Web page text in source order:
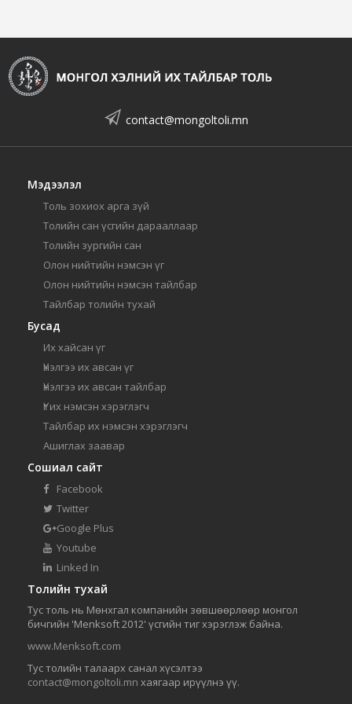
contact@mongoltoli.mn
Мэдээлэл
Толь зохиох арга зүй
Толийн сан үсгийн дарааллаар
Толийн зургийн сан
Олон нийтийн нэмсэн үг
Олон нийтийн нэмсэн тайлбар
Тайлбар толийн тухай
Бусад
Их хайсан үг
Үнэлгээ их авсан үг
Үнэлгээ их авсан тайлбар
Үг их нэмсэн хэрэглэгч
Тайлбар их нэмсэн хэрэглэгч
Ашиглах заавар
Сошиал сайт
Facebook
Twitter
Google Plus
Youtube
Linked In
Толийн тухай
Тус толь нь Мөнхгал компанийн зөвшөөрлөөр монгол
бичгийн 'Menksoft 2012' үсгийн тиг хэрэглэж байна.
www.Menksoft.com
Тус толийн талаарх санал хүсэлтээ
contact@mongoltoli.mn хаягаар ирүүлнэ үү.